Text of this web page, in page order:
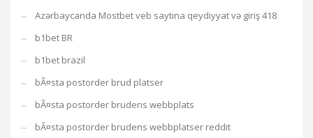
Azərbaycanda Mostbet veb saytına qeydiyyat və giriş 418
b1bet BR
b1bet brazil
bÃ¤sta postorder brud platser
bÃ¤sta postorder brudens webbplats
bÃ¤sta postorder brudens webbplatser reddit